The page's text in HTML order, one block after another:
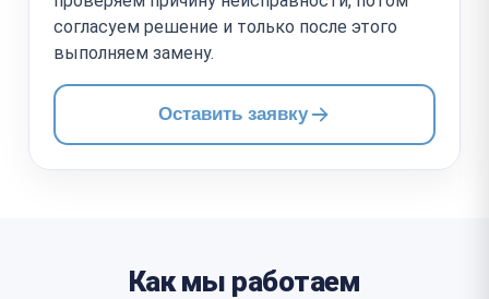
согласуем решение и только после этого
выполняем замену.
Оставить заявку
Как мы работаем